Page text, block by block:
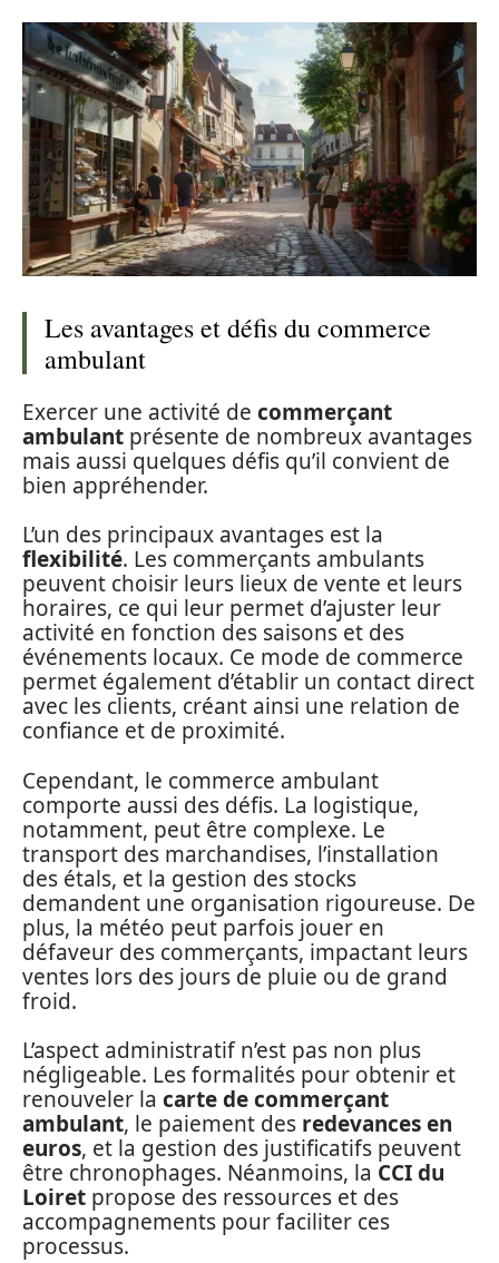
Les avantages et défis du commerce
ambulant
Exercer une activité de commerçant
ambulant présente de nombreux avantages
mais aussi quelques défis qu’il convient de
bien appréhender.
L’un des principaux avantages est la
flexibilité. Les commerçants ambulants
peuvent choisir leurs lieux de vente et leurs
horaires, ce qui leur permet d’ajuster leur
activité en fonction des saisons et des
événements locaux. Ce mode de commerce
permet également d’établir un contact direct
avec les clients, créant ainsi une relation de
confiance et de proximité.
Cependant, le commerce ambulant
comporte aussi des défis. La logistique,
notamment, peut être complexe. Le
transport des marchandises, l’installation
des étals, et la gestion des stocks
demandent une organisation rigoureuse. De
plus, la météo peut parfois jouer en
défaveur des commerçants, impactant leurs
ventes lors des jours de pluie ou de grand
froid.
L’aspect administratif n’est pas non plus
négligeable. Les formalités pour obtenir et
renouveler la carte de commerçant
ambulant, le paiement des redevances en
euros, et la gestion des justificatifs peuvent
être chronophages. Néanmoins, la CCI du
Loiret propose des ressources et des
accompagnements pour faciliter ces
processus.